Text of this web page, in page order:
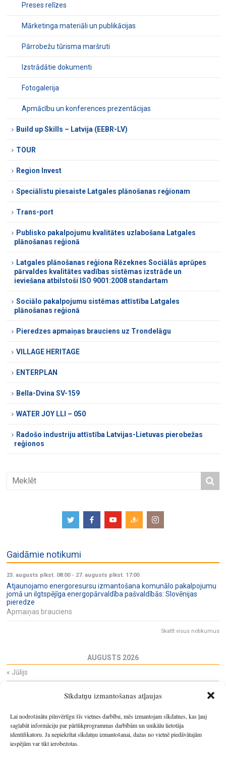
Sīkdatņu izmantošanas atļaujas
Lai nodrošinātu pilnvērtīgu šīs vietnes darbību, mēs izmantojam sīkdatnes, kas ļauj
saglabāt informāciju par pārlūkprogrammas darbībām un unikālu lietotāja
identifikatoru. Ja nepiekrītat sīkdatņu izmantošanai, dažas no vietnē piedāvātajām
iespējām var tikt ierobežotas.
Preses relīzes
Mārketinga materiāli un publikācijas
Pārrobežu tūrisma maršruti
Izstrādātie dokumenti
Fotogalerija
Apmācību un konferences prezentācijas
Build up Skills – Latvija (EEBR-LV)
TOUR
Region Invest
Speciālistu piesaiste Latgales plānošanas reģionam
Trans-port
Publisko pakalpojumu kvalitātes uzlabošana Latgales
plānošanas reģionā
Latgales plānošanas reģiona Rēzeknes Sociālās aprūpes
pārvaldes kvalitātes vadības sistēmas izstrāde un
ieviešana atbilstoši ISO 9001:2008 standartam
Sociālo pakalpojumu sistēmas attīstība Latgales
plānošanas reģionā
Pieredzes apmaiņas brauciens uz Trondelāgu
VILLAGE HERITAGE
ENTERPLAN
Bella-Dvina SV-159
WATER JOY LLI – 050
Radošo industriju attīstība Latvijas-Lietuvas pierobežas
reģionos
Gaidāmie notikumi
23. augusts plkst. 08:00- 27. augusts plkst. 17:00
Atjaunojamo energoresursu izmantošana komunālo pakalpojumu
jomā un ilgtspējīga energopārvaldība pašvaldībās: Slovēnijas
pieredze
Apmaiņas brauciens
Skatīt visus notikumus
AUGUSTS 2026
« Jūlijs
29 30 31 1
12 14 15
17
18 19 20 21 22
23
24
25 26